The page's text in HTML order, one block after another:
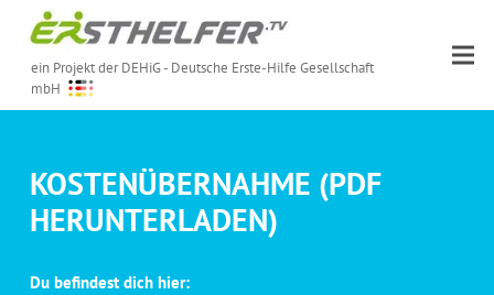
ein Projekt der DEHiG - Deutsche Erste-Hilfe Gesellschaft
mbH
KOSTENÜBERNAHME (PDF
HERUNTERLADEN)
Du befindest dich hier: